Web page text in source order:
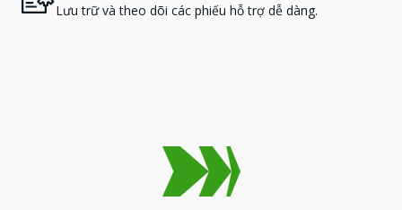
Lưu trữ và theo dõi các phiếu hỗ trợ dễ dàng.